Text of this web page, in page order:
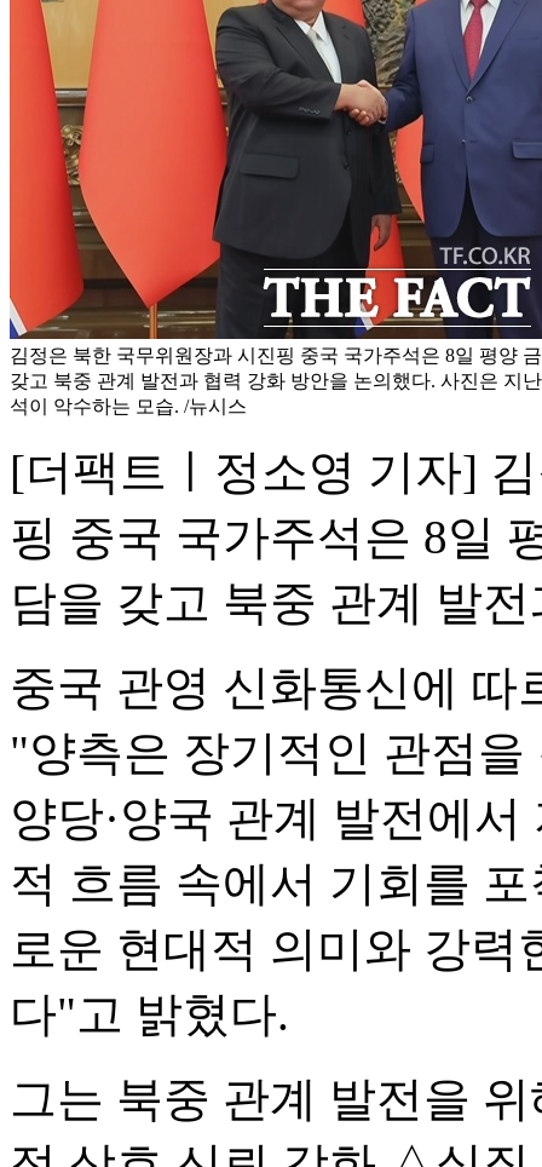
김정은 북한 국무위원장과 시진핑 중국 국가주석은 8일 평양
갖고 북중 관계 발전과 협력 강화 방안을 논의했다. 사진은 지
석이 악수하는 모습. /뉴시스
[더팩트ㅣ정소영 기자]
핑 중국 국가주석은 8일
담을 갖고 북중 관계 발
중국 관영 신화통신에 따
"양측은 장기적인 관점
양당·양국 관계 발전에
적 흐름 속에서 기회를
로운 현대적 의미와 강력
다"고 밝혔다.
그는 북중 관계 발전을